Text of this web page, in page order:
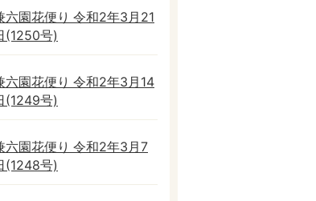
六園花便り 令和2年3月21
(1250号)
六園花便り 令和2年3月14
(1249号)
六園花便り 令和2年3月7
(1248号)